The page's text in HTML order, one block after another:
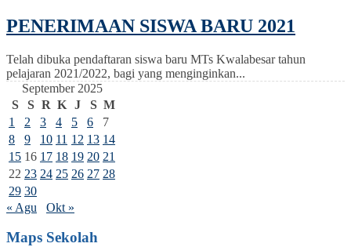
PENERIMAAN SISWA BARU 2021
Telah dibuka pendaftaran siswa baru MTs Kwalabesar tahun
pelajaran 2021/2022, bagi yang menginginkan...
September 2025
S
S R K J S M
1
2 3 4 5 6
7
8
9 10 11 12 13 14
15 16 17 18 19 20 21
22 23 24 25 26 27 28
29 30
« Agu
Okt »
Maps Sekolah